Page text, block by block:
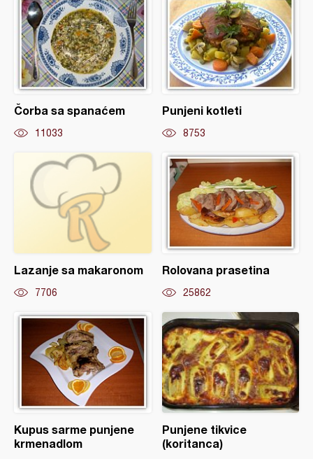
Čorba sa spanaćem
11033
Punjeni kotleti
8753
Lazanje sa makaronom
7706
Rolovana prasetina
25862
Kupus sarme punjene
krmenadlom
Punjene tikvice
(koritanca)